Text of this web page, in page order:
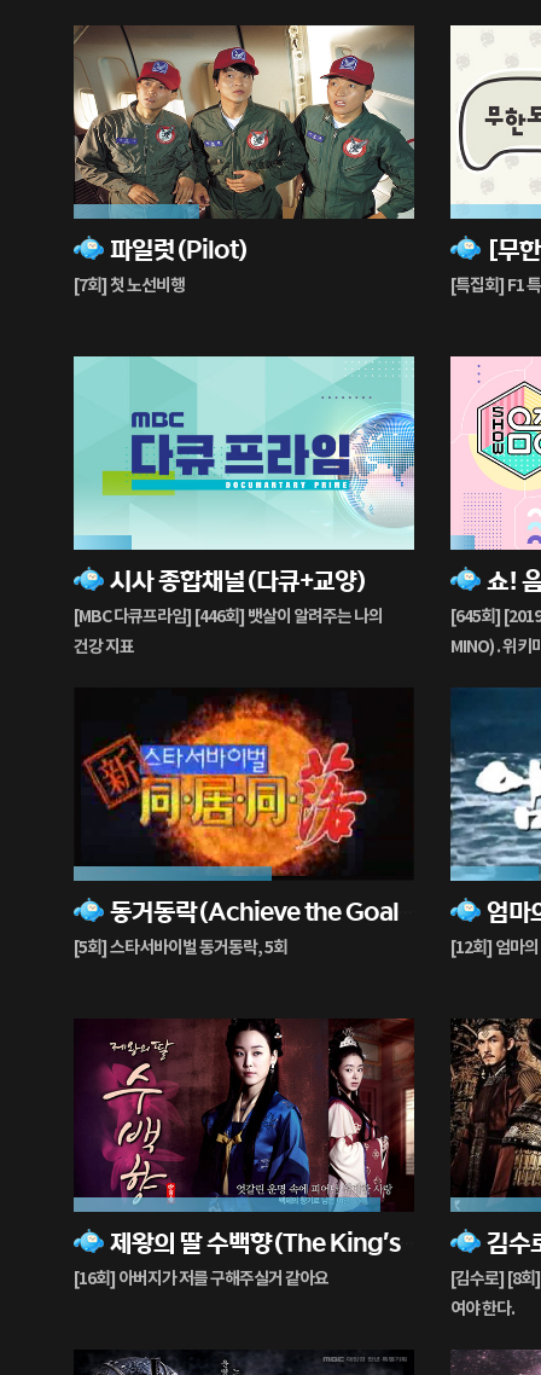
파일럿(Pilot)
[7회] 첫 노선비행
37%
재
생
[특집회] F1
62%
재
생
시사 종합채널(다큐+교양)
[MBC 다큐프라임] [446회] 뱃살이 알려주는 나의
건강 지표
17%
재
생
중
[645회]
MINO) . 위키
7%
재
생
중
[5회] 스타서바이벌 동거동락, 5회
58%
재
생
엄마
[12회] 엄마
26%
재
생
[16회] 아버지가 저를 구해주실거 같아요
90%
재
생
[김수로] [8회
여야 한다.
38%
재
생
중